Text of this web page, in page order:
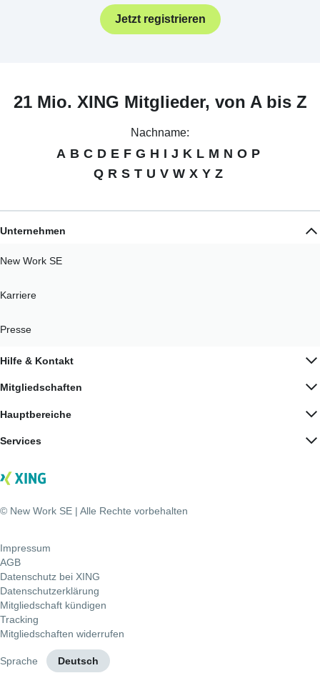
Jetzt registrieren
21 Mio. XING Mitglieder, von A bis Z
Nachname:
A B C D E F G H I J K L M N O P
Q R S T U V W X Y Z
Unternehmen
New Work SE
Karriere
Presse
Hilfe & Kontakt
Mitgliedschaften
Hauptbereiche
Services
© New Work SE | Alle Rechte vorbehalten
Impressum
AGB
Datenschutz bei XING
Datenschutzerklärung
Mitgliedschaft kündigen
Tracking
Mitgliedschaften widerrufen
Sprache Deutsch